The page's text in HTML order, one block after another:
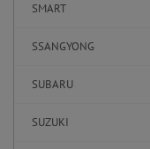
SMART
SSANGYONG
SUBARU
SUZUKI